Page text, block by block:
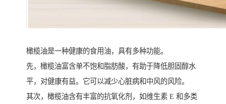
橄榄油是一种健康的食用油，具有多种功能。
先，橄榄油富含单不饱和脂肪酸，有助于降低胆固醇水
平，对健康有益。它可以减少心脏病和中风的风险。
其次，橄榄油含有丰富的抗氧化剂，如维生素 E 和多类